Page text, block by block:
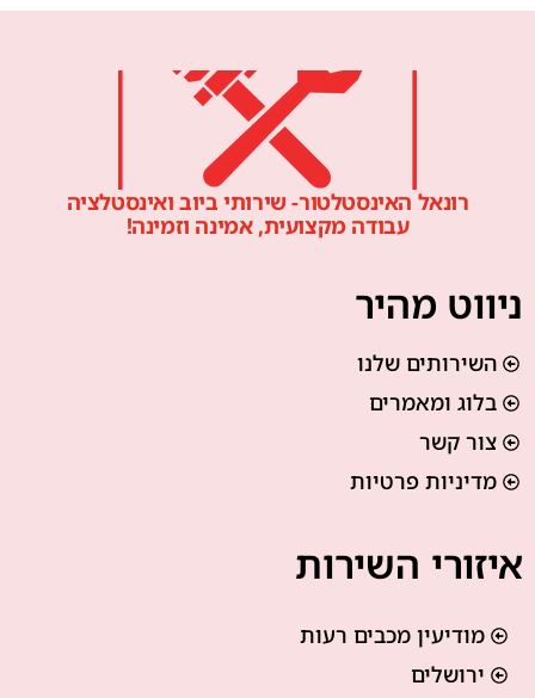
רונאל האינסטלטור- שירותי ביוב ואינסטלציה
עבודה מקצועית, אמינה וזמינה!
ניווט מהיר
השירותים שלנו
בלוג ומאמרים
צור קשר
מדיניות פרטיות
איזורי השירות
מודיעין מכבים רעות
ירושלים